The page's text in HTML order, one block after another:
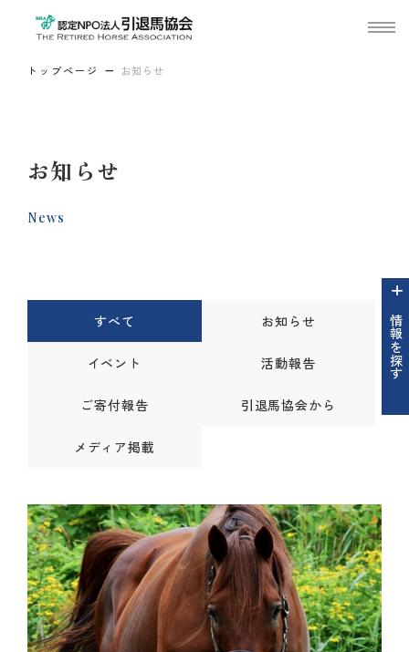
トップページ お知らせ
お知らせ
News
情報を探す
すべて お知らせ
イベント 活動報告
ご寄付報告 引退馬協会から
メディア掲載